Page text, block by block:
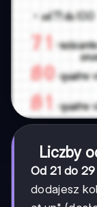
Liczby
Od 21 do 29
dodajesz